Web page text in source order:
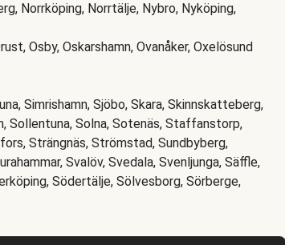
Norrköping, Norrtälje, Nybro, Nyköping,
Osby, Oskarshamn, Ovanåker, Oxelösund
Simrishamn, Sjöbo, Skara, Skinnskatteberg,
Sollentuna, Solna, Sotenäs, Staffanstorp,
Strängnäs, Strömstad, Sundbyberg,
Svalöv, Svedala, Svenljunga, Säffle,
Södertälje, Sölvesborg, Sörberge,